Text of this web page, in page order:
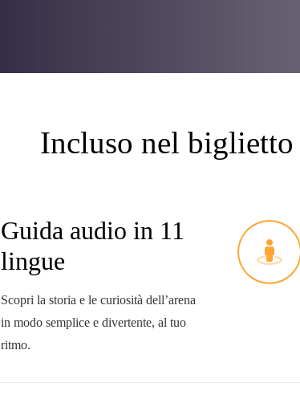
Incluso nel biglietto
Guida audio in 11
lingue
Scopri la storia e le curiosità dell’arena
in modo semplice e divertente, al tuo
ritmo.